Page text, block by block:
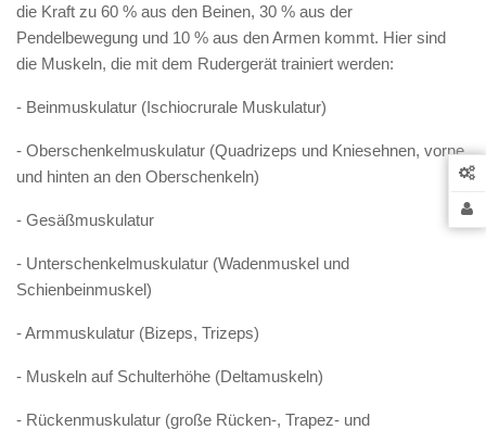
die Kraft zu 60 % aus den Beinen, 30 % aus der
Pendelbewegung und 10 % aus den Armen kommt. Hier sind
die Muskeln, die mit dem Rudergerät trainiert werden:
- Beinmuskulatur (Ischiocrurale Muskulatur)
- Oberschenkelmuskulatur (Quadrizeps und Kniesehnen, vorne
und hinten an den Oberschenkeln)
- Gesäßmuskulatur
- Unterschenkelmuskulatur (Wadenmuskel und
Schienbeinmuskel)
- Armmuskulatur (Bizeps, Trizeps)
- Muskeln auf Schulterhöhe (Deltamuskeln)
- Rückenmuskulatur (große Rücken-, Trapez- und